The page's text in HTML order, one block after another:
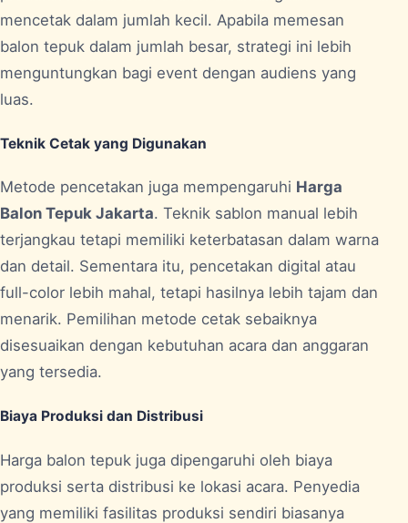
mencetak dalam jumlah kecil. Apabila memesan
balon tepuk dalam jumlah besar, strategi ini lebih
menguntungkan bagi event dengan audiens yang
luas.
Teknik Cetak yang Digunakan
Metode pencetakan juga mempengaruhi Harga
Balon Tepuk Jakarta. Teknik sablon manual lebih
terjangkau tetapi memiliki keterbatasan dalam warna
dan detail. Sementara itu, pencetakan digital atau
full-color lebih mahal, tetapi hasilnya lebih tajam dan
menarik. Pemilihan metode cetak sebaiknya
disesuaikan dengan kebutuhan acara dan anggaran
yang tersedia.
Biaya Produksi dan Distribusi
Harga balon tepuk juga dipengaruhi oleh biaya
produksi serta distribusi ke lokasi acara. Penyedia
yang memiliki fasilitas produksi sendiri biasanya